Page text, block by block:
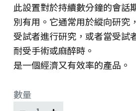
此設置對於持續數分鐘的會話
別有用。它通常用於縱向研究
受試者進行研究，或者當受試
耐受手術或麻醉時。
是一個經濟又有效率的產品。
數量